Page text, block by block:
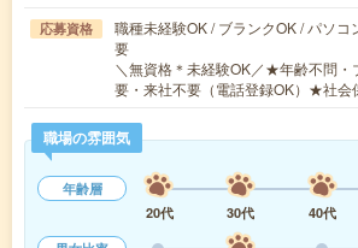
応募資格
職種未経験OK / ブランクOK / パソコ
要
＼無資格＊未経験OK／★年齢不問
要・来社不要（電話登録OK）★社
職場の雰囲気
年齢層
20代
30代 40代